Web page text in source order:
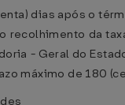
dias após o
recolhimento da
- Geral do
máximo de 180